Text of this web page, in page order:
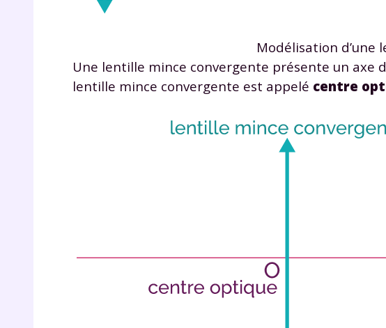
Modélisation d’une
Une lentille mince convergente présente un axe
lentille mince convergente est appelé centre